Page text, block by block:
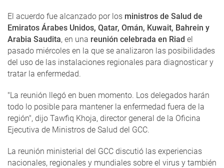
El acuerdo fue alcanzado por los ministros de Salud de
Emiratos Árabes Unidos, Qatar, Omán, Kuwait, Bahrein y
Arabia Saudita, en una reunión celebrada en Riad el
pasado miércoles en la que se analizaron las posibilidades
del uso de las instalaciones regionales para diagnosticar y
tratar la enfermedad.
"La reunión llegó en buen momento. Los delegados harán
todo lo posible para mantener la enfermedad fuera de la
región", dijo Tawfiq Khoja, director general de la Oficina
Ejecutiva de Ministros de Salud del GCC.
La reunión ministerial del GCC discutió las experiencias
nacionales, regionales y mundiales sobre el virus y también